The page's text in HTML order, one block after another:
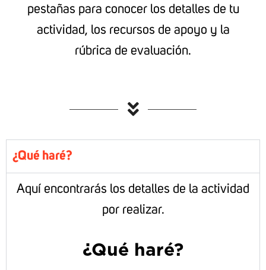
pestañas para conocer los detalles de tu
actividad, los recursos de apoyo y la
rúbrica de evaluación.
¿Qué haré?
Aquí encontrarás los detalles de la actividad
por realizar.
¿Qué haré?